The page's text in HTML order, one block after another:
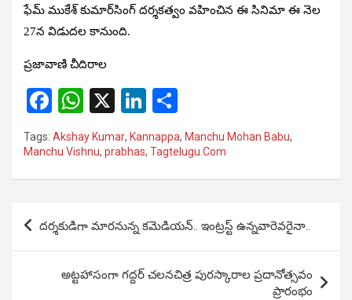
ఫేమ్‌ ముకేశ్‌ కుమార్‌సింగ్‌ దర్శకత్వం వహించిన ఈ సినిమా ఈ నెల
27న విడుదల కానుంది.
ప్రజావాణి చీదిరాల
F
a
ce
b
o
k
W
h
at
s
p
p
X
Li
ke
dI
h
ar
e
Tags: Akshay Kumar, Kannappa, Manchu Mohan Babu,
Manchu Vishnu, prabhas, Tagtelugu.Com
navigation
దర్శకుడిగా మారనున్న కమెడియన్.. ఇంట్రస్ట్ ఉన్నవారెవరైనా..
అట్టహాసంగా గద్దర్ చలనచిత్ర పురస్కారాల ప్రదానోత్సవం
ప్రారంభం